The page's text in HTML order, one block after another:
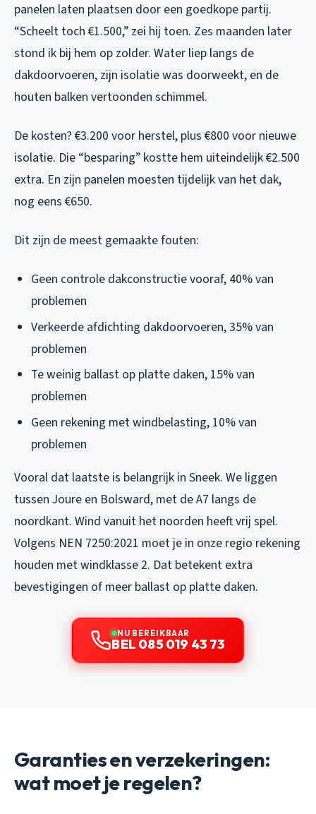
panelen laten plaatsen door een goedkope partij.
“Scheelt toch €1.500,” zei hij toen. Zes maanden later
stond ik bij hem op zolder. Water liep langs de
dakdoorvoeren, zijn isolatie was doorweekt, en de
houten balken vertoonden schimmel.
De kosten? €3.200 voor herstel, plus €800 voor nieuwe
isolatie. Die “besparing” kostte hem uiteindelijk €2.500
extra. En zijn panelen moesten tijdelijk van het dak,
nog eens €650.
Dit zijn de meest gemaakte fouten:
Geen controle dakconstructie vooraf, 40% van
problemen
Verkeerde afdichting dakdoorvoeren, 35% van
problemen
Te weinig ballast op platte daken, 15% van
problemen
Geen rekening met windbelasting, 10% van
problemen
Vooral dat laatste is belangrijk in Sneek. We liggen
tussen Joure en Bolsward, met de A7 langs de
noordkant. Wind vanuit het noorden heeft vrij spel.
Volgens NEN 7250:2021 moet je in onze regio rekening
houden met windklasse 2. Dat betekent extra
bevestigingen of meer ballast op platte daken.
NU BEREIKBAAR
BEL 085 019 43 73
Garanties en verzekeringen:
wat moet je regelen?